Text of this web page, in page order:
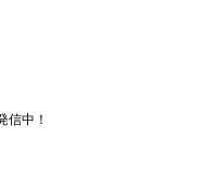
信中！